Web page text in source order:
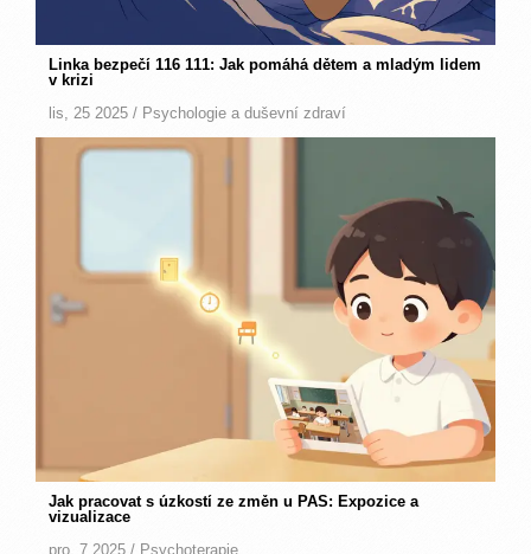
Linka bezpečí 116 111: Jak pomáhá dětem a mladým lidem
v krizi
lis, 25 2025 / Psychologie a duševní zdraví
Jak pracovat s úzkostí ze změn u PAS: Expozice a
vizualizace